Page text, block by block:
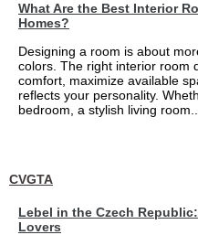
What Are the Best Interior
Homes?
Designing a room is about
colors. The right interior room
comfort, maximize available
reflects your personality.
bedroom, a stylish living room...
CVGTA
Lebel in the Czech
Lovers